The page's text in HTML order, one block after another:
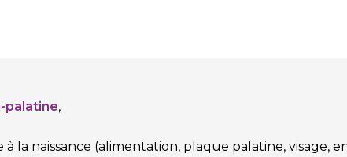
palatine,
la naissance (alimentation, plaque palatine, visage,